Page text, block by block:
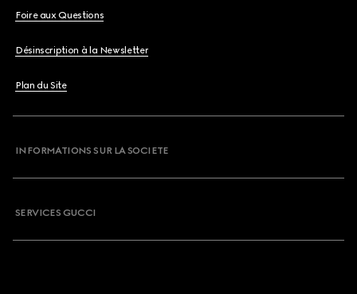
Foire aux Questions
Désinscription à la Newsletter
Plan du Site
INFORMATIONS SUR LA SOCIETE
SERVICES GUCCI